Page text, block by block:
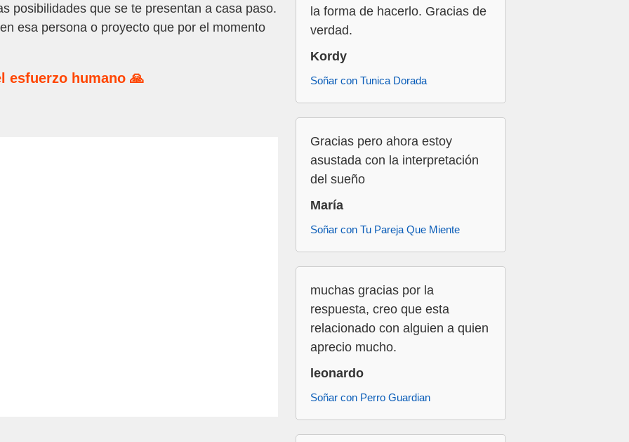
posibilidades que se te presentan a casa paso.
esa persona o proyecto que por el momento
esfuerzo humano 🙏
la forma de hacerlo. Gracias de
verdad.
Kordy
Soñar con Tunica Dorada
Gracias pero ahora estoy
asustada con la interpretación
del sueño
María
Soñar con Tu Pareja Que Miente
muchas gracias por la
respuesta, creo que esta
relacionado con alguien a quien
aprecio mucho.
leonardo
Soñar con Perro Guardian